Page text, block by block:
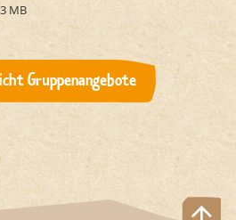
MB
Gruppenangebote